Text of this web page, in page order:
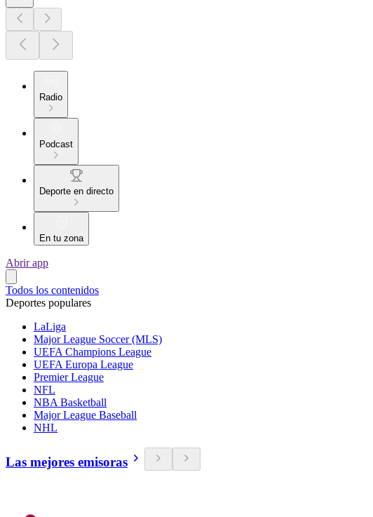
Radio
Podcast
Deporte en directo
En tu zona
Abrir app
Todos los contenidos
Deportes populares
LaLiga
Major League Soccer (MLS)
UEFA Champions League
UEFA Europa League
Premier League
NFL
NBA Basketball
Major League Baseball
NHL
Las mejores emisoras